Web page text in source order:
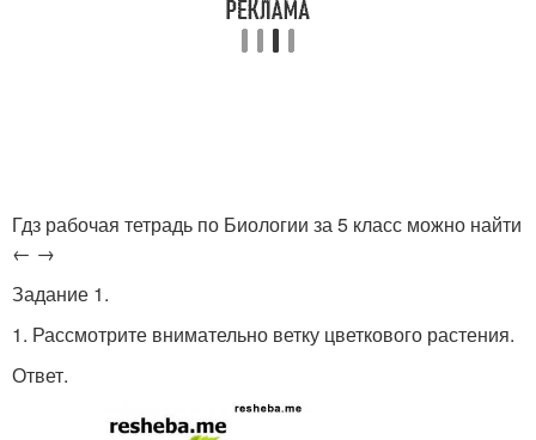
Гдз рабочая тетрадь по Биологии за 5 класс можно найти
← →
Задание 1.
1. Рассмотрите внимательно ветку цветкового растения.
Ответ.